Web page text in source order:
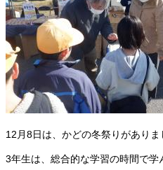
12月8日は、かどの冬祭りがありま
3年生は、総合的な学習の時間で学